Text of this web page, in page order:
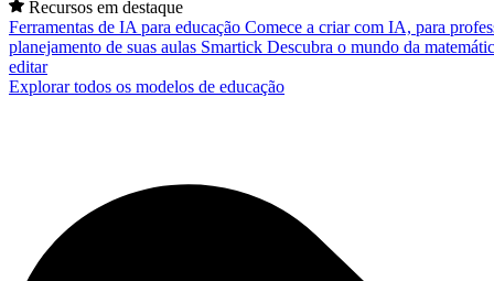
Recursos em destaque
Ferramentas de IA para educação Comece a criar com IA, para
planejamento de suas aulas Smartick Descubra o mundo da
editar
Explorar todos os modelos de educação